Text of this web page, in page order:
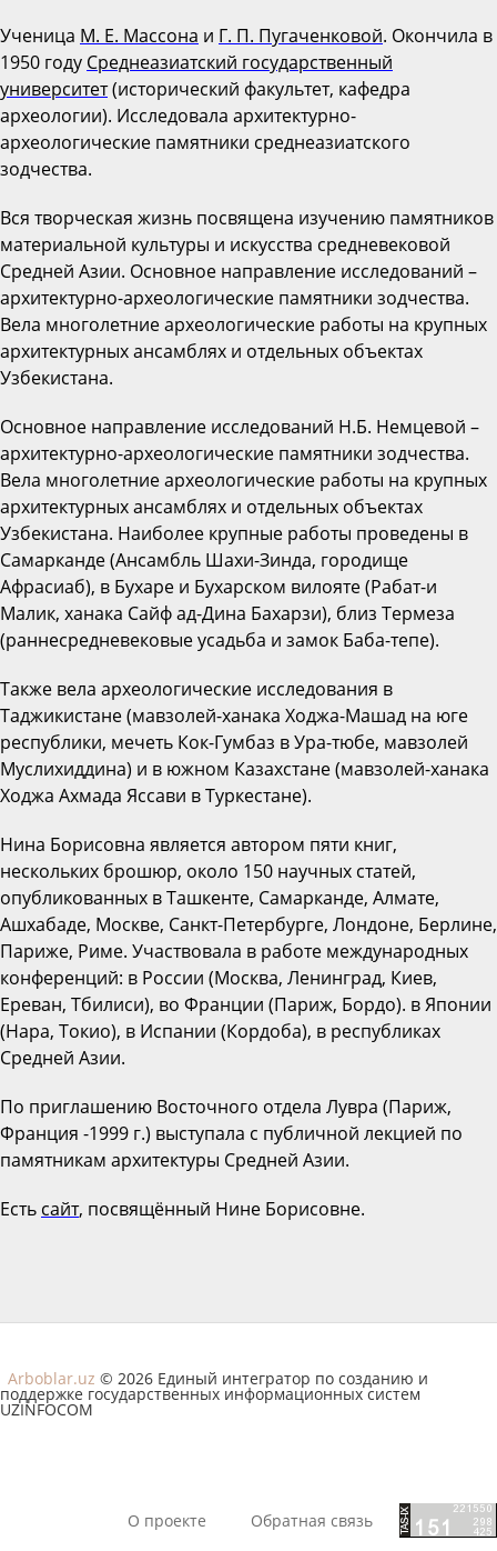
Ученица М. Е. Массона и Г. П. Пугаченковой. Окончила в
1950 году Среднеазиатский государственный
университет(исторический факультет, кафедра
археологии). Исследовала архитектурно-
археологические памятники среднеазиатского
зодчества.
Вся творческая жизнь посвящена изучению памятников
материальной культуры и искусства средневековой
Средней Азии. Основное направление исследований –
архитектурно-археологические памятники зодчества.
Вела многолетние археологические работы на крупных
архитектурных ансамблях и отдельных объектах
Узбекистана.
Основное направление исследований Н.Б. Немцевой –
архитектурно-археологические памятники зодчества.
Вела многолетние археологические работы на крупных
архитектурных ансамблях и отдельных объектах
Узбекистана. Наиболее крупные работы проведены в
Самарканде (Ансамбль Шахи-Зинда, городище
Афрасиаб), в Бухаре и Бухарском вилояте (Рабат-и
Малик, ханака Сайф ад-Дина Бахарзи), близ Термеза
(раннесредневековые усадьба и замок Баба-тепе).
Также вела археологические исследования в
Таджикистане (мавзолей-ханака Ходжа-Машад на юге
республики, мечеть Кок-Гумбаз в Ура-тюбе, мавзолей
Муслихиддина) и в южном Казахстане (мавзолей-ханака
Ходжа Ахмада Яссави в Туркестане).
Нина Борисовна является автором пяти книг,
нескольких брошюр, около 150 научных статей,
опубликованных в Ташкенте, Самарканде, Алмате,
Ашхабаде, Москве, Санкт-Петербурге, Лондоне, Берлине,
Париже, Риме. Участвовала в работе международных
конференций: в России (Москва, Ленинград, Киев,
Ереван, Тбилиси), во Франции (Париж, Бордо). в Японии
(Нара, Токио), в Испании (Кордоба), в республиках
Средней Азии.
По приглашению Восточного отдела Лувра (Париж,
Франция -1999 г.) выступала с публичной лекцией по
памятникам архитектуры Средней Азии.
Есть сайт, посвящённый Нине Борисовне.
Arboblar.uz © 2026 Единый интегратор по созданию и
поддержке государственных информационных систем
UZINFOCOM
О проекте Обратная связь